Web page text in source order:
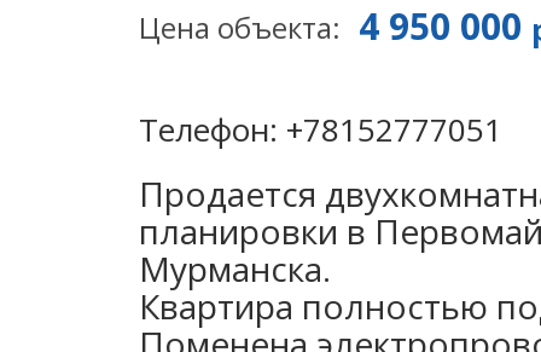
Цена объекта: 4 950 000
Телефон: +78152777051
Продается
планировки в
Мурманска.
Квартира полностью